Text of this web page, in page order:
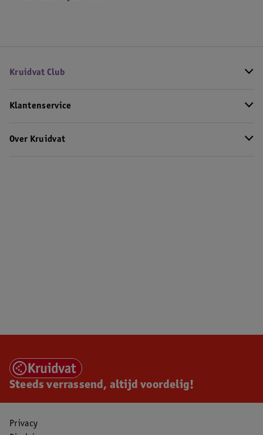
Kruidvat Club
Klantenservice
Over Kruidvat
Steeds verrassend, altijd voordelig!
Privacy